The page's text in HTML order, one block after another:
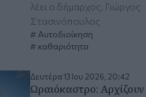
λέει ο δήμαρχος, Γιώργος
Στασινόπουλος
Αυτοδιοίκηση
καθαριότητα
Δευτέρα 13 Ιου 2026, 20:42
Ωραιόκαστρο: Αρχίζουν